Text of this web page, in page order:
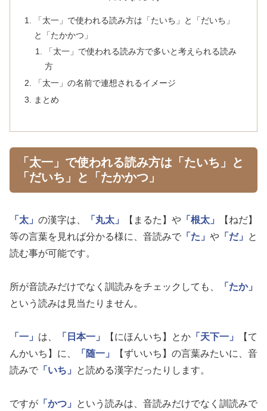
「太一」で使われる読み方は「たいち」と「だいち」
と「たかかつ」
「太一」で使われる読み方で多いと考えられる読み
方
「太一」の名前で連想されるイメージ
まとめ
「太一」で使われる読み方は「たいち」と
「だいち」と「たかかつ」
「太」 の漢字は、 「丸太」 【まるた】や 「根太」
【ねだ】
等の言葉を見れば分かる様に、音読みで 「た」 や 「だ」
と
読む事が可能です。
所が音読みだけでなく訓読みをチェックしても、
「たか」
という読みは見当たりません。
「一」 は、 「日本一」 【にほんいち】とか 「天下一」
【て
んかいち】に、
「随一」
【ずいいち】の言葉みたいに、音
読みで 「いち」 と読める漢字だったりします。
ですが 「かつ」
という読みは、音読みだけでなく訓読みで